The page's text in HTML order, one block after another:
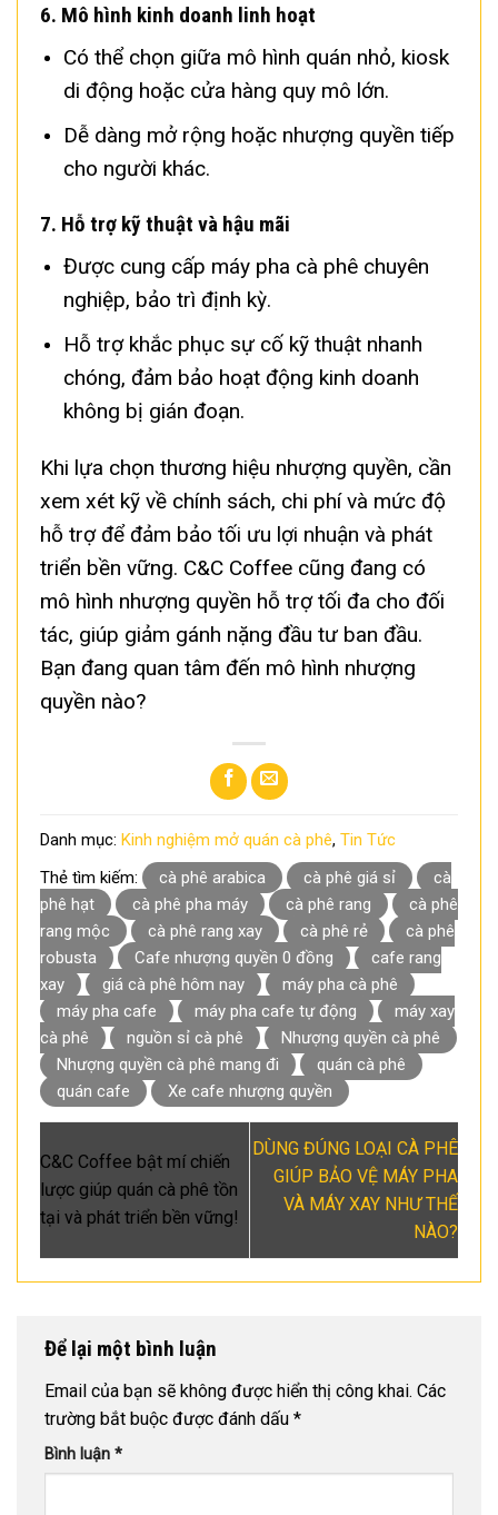
6. Mô hình kinh doanh linh hoạt
Có thể chọn giữa mô hình quán nhỏ, kiosk
di động hoặc cửa hàng quy mô lớn.
Dễ dàng mở rộng hoặc nhượng quyền tiếp
cho người khác.
7. Hỗ trợ kỹ thuật và hậu mãi
Được cung cấp máy pha cà phê chuyên
nghiệp, bảo trì định kỳ.
Hỗ trợ khắc phục sự cố kỹ thuật nhanh
chóng, đảm bảo hoạt động kinh doanh
không bị gián đoạn.
Khi lựa chọn thương hiệu nhượng quyền, cần
xem xét kỹ về chính sách, chi phí và mức độ
hỗ trợ để đảm bảo tối ưu lợi nhuận và phát
triển bền vững. C&C Coffee cũng đang có
mô hình nhượng quyền hỗ trợ tối đa cho đối
tác, giúp giảm gánh nặng đầu tư ban đầu.
Bạn đang quan tâm đến mô hình nhượng
quyền nào?
Danh mục: Kinh nghiệm mở quán cà phê, Tin Tức
Thẻ tìm kiếm:
cà phê arabica cà phê giá sỉ
cà
phê hạt
cà phê pha máy cà phê rang
cà phê
rang mộc
cà phê rang xay cà phê rẻ
cà phê
robusta
Cafe nhượng quyền 0 đồng
cafe rang
xay
giá cà phê hôm nay
máy pha cà phê
máy pha cafe
máy pha cafe tự động
máy xay
cà phê
nguồn sỉ cà phê
Nhượng quyền cà phê
Nhượng quyền cà phê mang đi
quán cà phê
quán cafe
Xe cafe nhượng quyền
C&C Coffee bật mí chiến
lược giúp quán cà phê tồn
tại và phát triển bền vững!
DÙNG ĐÚNG LOẠI CÀ PHÊ
GIÚP BẢO VỆ MÁY PHA
VÀ MÁY XAY NHƯ THẾ
NÀO?
Để lại một bình luận
Email của bạn sẽ không được hiển thị công khai. Các
trường bắt buộc được đánh dấu *
Bình luận *